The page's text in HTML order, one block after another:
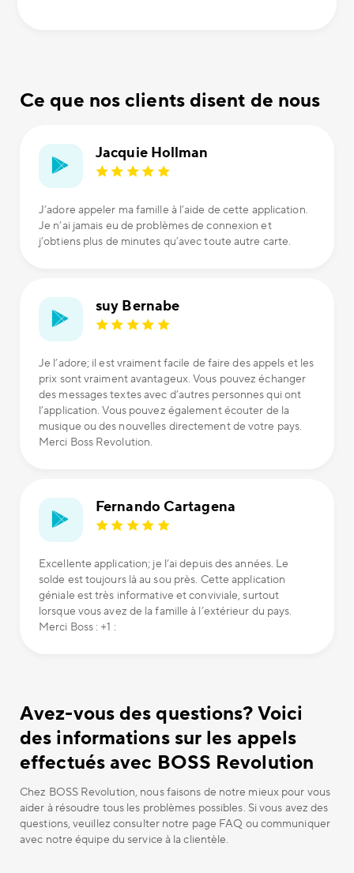
Ce que nos clients disent de nous
Jacquie Hollman
J’adore appeler ma famille à l’aide de cette application.
Je n’ai jamais eu de problèmes de connexion et
j’obtiens plus de minutes qu’avec toute autre carte.
suy Bernabe
Je l’adore; il est vraiment facile de faire des appels et les
prix sont vraiment avantageux. Vous pouvez échanger
des messages textes avec d’autres personnes qui ont
l’application. Vous pouvez également écouter de la
musique ou des nouvelles directement de votre pays.
Merci Boss Revolution.
Fernando Cartagena
Excellente application; je l’ai depuis des années. Le
solde est toujours là au sou près. Cette application
géniale est très informative et conviviale, surtout
lorsque vous avez de la famille à l’extérieur du pays.
Merci Boss : +1 :
Avez-vous des questions? Voici
des informations sur les appels
effectués avec BOSS Revolution
Chez BOSS Revolution, nous faisons de notre mieux pour vous
aider à résoudre tous les problèmes possibles. Si vous avez des
questions, veuillez consulter notre page FAQ ou communiquer
avec notre équipe du service à la clientèle.